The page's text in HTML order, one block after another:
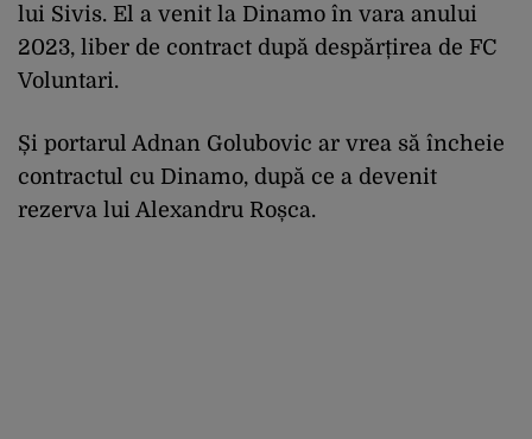
lui Sivis. El a venit la Dinamo în vara anului
2023, liber de contract după despărțirea de FC
Voluntari.
Și portarul Adnan Golubovic ar vrea să încheie
contractul cu Dinamo, după ce a devenit
rezerva lui Alexandru Roșca.